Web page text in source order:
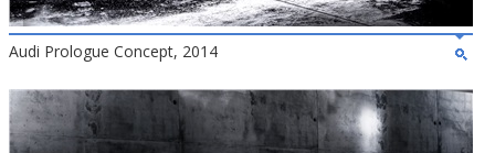
Audi Prologue Concept, 2014